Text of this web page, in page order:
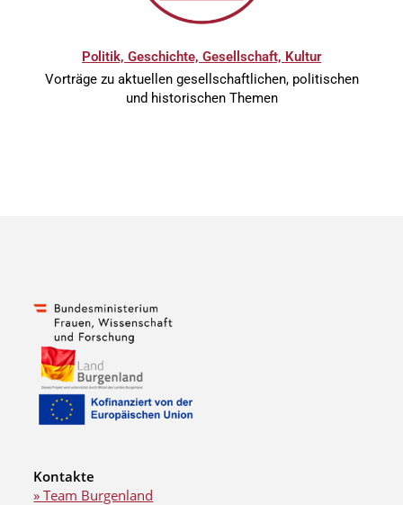
Politik, Geschichte, Gesellschaft, Kultur
Vorträge zu aktuellen gesellschaftlichen, politischen
und historischen Themen
Kontakte
» Team Burgenland